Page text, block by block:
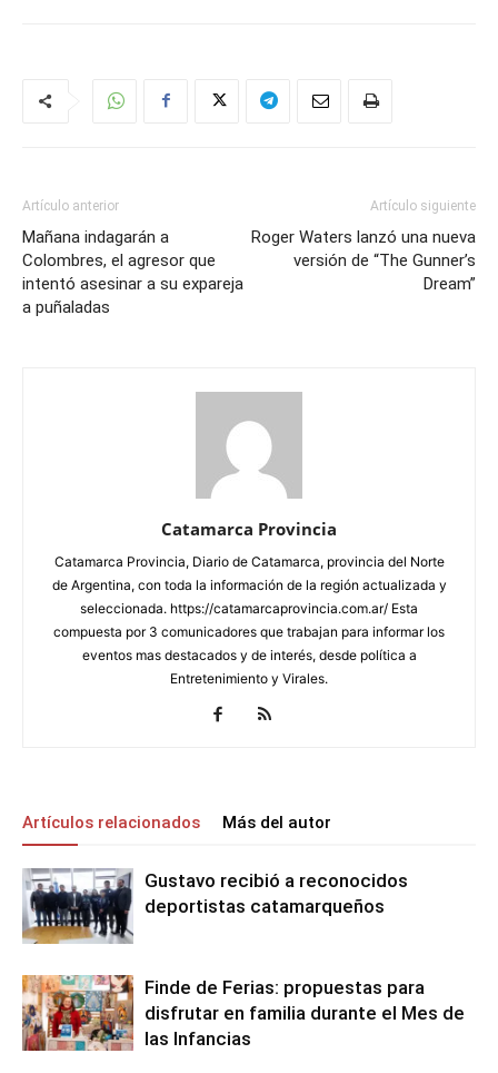
Artículo anterior
Mañana indagarán a
Colombres, el agresor que
intentó asesinar a su expareja
a puñaladas
Artículo siguiente
Roger Waters lanzó una nueva
versión de “The Gunner’s
Dream”
Catamarca Provincia
Catamarca Provincia, Diario de Catamarca, provincia del Norte
de Argentina, con toda la información de la región actualizada y
seleccionada. https://catamarcaprovincia.com.ar/ Esta
compuesta por 3 comunicadores que trabajan para informar los
eventos mas destacados y de interés, desde política a
Entretenimiento y Virales.
Artículos relacionados Más del autor
Gustavo recibió a reconocidos
deportistas catamarqueños
Finde de Ferias: propuestas para
disfrutar en familia durante el Mes de
las Infancias